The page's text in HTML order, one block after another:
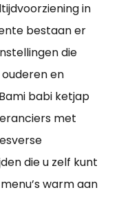
in
bestaan er
die
en
babi ketjap
met
die u zelf kunt
warm aan